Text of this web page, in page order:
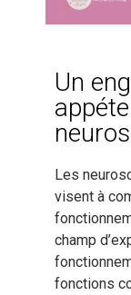
Un
Les
visent à
champ
fonctions